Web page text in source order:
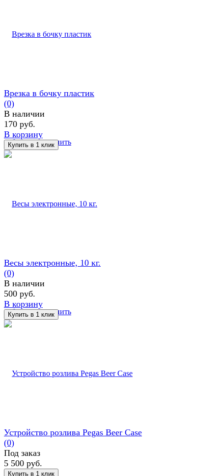
избранное сравнить
Врезка в бочку пластик
(0)
В наличии
170 руб.
В корзину
избранное сравнить
Весы электронные, 10 кг.
(0)
В наличии
500 руб.
В корзину
Устройство розлива Pegas Beer Case
(0)
Под заказ
5 500 руб.